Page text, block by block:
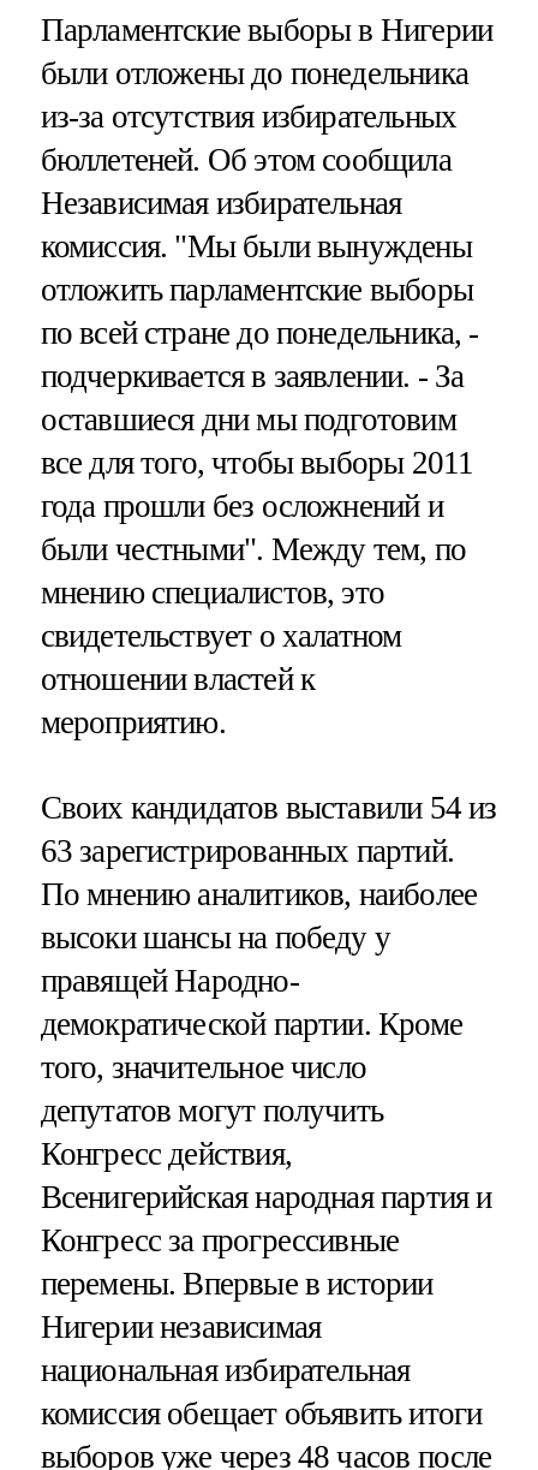
Парламентские выборы в Нигерии
были отложены до понедельника
из-за отсутствия избирательных
бюллетеней. Об этом сообщила
Независимая избирательная
комиссия. "Мы были вынуждены
отложить парламентские выборы
по всей стране до понедельника, -
подчеркивается в заявлении. - За
оставшиеся дни мы подготовим
все для того, чтобы выборы 2011
года прошли без осложнений и
были честными". Между тем, по
мнению специалистов, это
свидетельствует о халатном
отношении властей к
мероприятию.
Своих кандидатов выставили 54 из
63 зарегистрированных партий.
По мнению аналитиков, наиболее
высоки шансы на победу у
правящей Народно-
демократической партии. Кроме
того, значительное число
депутатов могут получить
Конгресс действия,
Всенигерийская народная партия и
Конгресс за прогрессивные
перемены. Впервые в истории
Нигерии независимая
национальная избирательная
комиссия обещает объявить итоги
выборов уже через 48 часов после